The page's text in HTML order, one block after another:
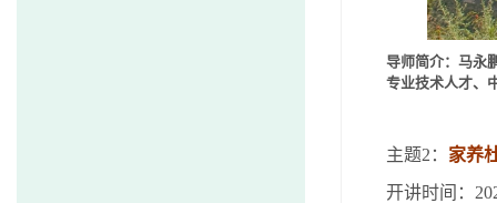
导师简介：马永
专业技术人才、
主题2 ： 家养
开讲时间：